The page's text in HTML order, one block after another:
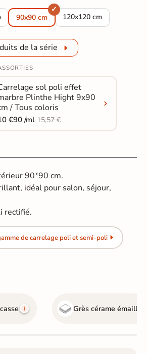
poli effet marbre Hight gris 60*120 cm
90x90 cm 120x120 cm
Carrelage sol poli effet
de la série
sol poli effet
Plinthe Hight 9x90
/ Tous coloris
€90 /ml15,57 €
90*90 cm.
idéal pour salon, séjour,
rectifié.
de carrelage poli et semi-poli
Grès cérame émaillé